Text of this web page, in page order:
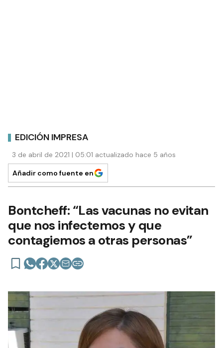
EDICIÓN IMPRESA
3 de abril de 2021 | 05:01 actualizado hace 5 años
Añadir como fuente en
Bontcheff: “Las vacunas no evitan
que nos infectemos y que
contagiemos a otras personas”